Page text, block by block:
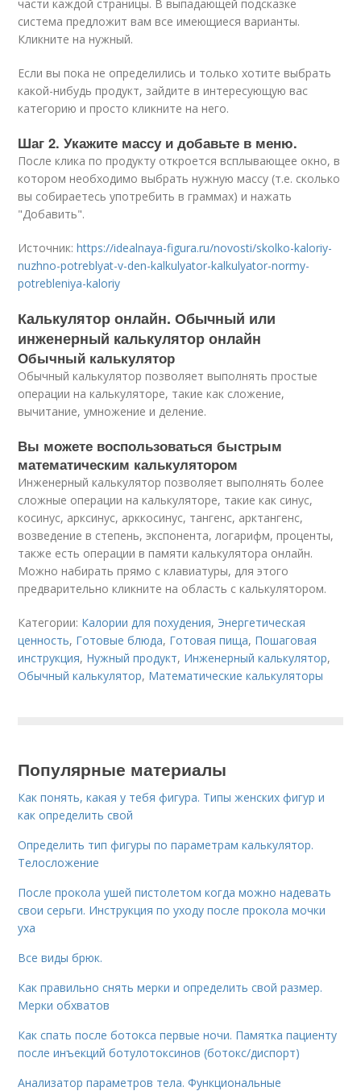
части каждой страницы. В выпадающей подсказке
система предложит вам все имеющиеся варианты.
Кликните на нужный.
Если вы пока не определились и только хотите выбрать
какой-нибудь продукт, зайдите в интересующую вас
категорию и просто кликните на него.
Шаг 2. Укажите массу и добавьте в меню.
После клика по продукту откроется всплывающее окно, в
котором необходимо выбрать нужную массу (т.е. сколько
вы собираетесь употребить в граммах) и нажать
"Добавить".
Источник:https://idealnaya-figura.ru/novosti/skolko-kaloriy-
nuzhno-potreblyat-v-den-kalkulyator-kalkulyator-normy-
potrebleniya-kaloriy
Калькулятор онлайн. Обычный или
инженерный калькулятор онлайн
Обычный калькулятор
Обычный калькулятор позволяет выполнять простые
операции на калькуляторе, такие как сложение,
вычитание, умножение и деление.
Вы можете воспользоваться быстрым
математическим калькулятором
Инженерный калькулятор позволяет выполнять более
сложные операции на калькуляторе, такие как синус,
косинус, арксинус, арккосинус, тангенс, арктангенс,
возведение в степень, экспонента, логарифм, проценты,
также есть операции в памяти калькулятора онлайн.
Можно набирать прямо с клавиатуры, для этого
предварительно кликните на область с калькулятором.
Категории: Калории для похудения, Энергетическая
ценность, Готовые блюда, Готовая пища, Пошаговая
инструкция, Нужный продукт, Инженерный калькулятор,
Обычный калькулятор, Математические калькуляторы
Популярные материалы
Как понять, какая у тебя фигура. Типы женских фигур и
как определить свой
Определить тип фигуры по параметрам калькулятор.
Телосложение
После прокола ушей пистолетом когда можно надевать
свои серьги. Инструкция по уходу после прокола мочки
уха
Все виды брюк.
Как правильно снять мерки и определить свой размер.
Мерки обхватов
Как спать после ботокса первые ночи. Памятка пациенту
после инъекций ботулотоксинов (ботокс/диспорт)
Анализатор параметров тела. Функциональные